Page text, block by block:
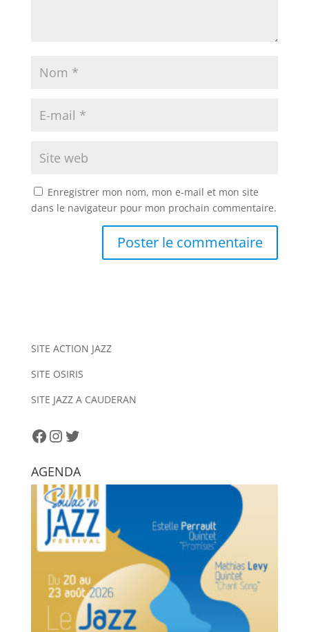
Enregistrer mon nom, mon e-mail et mon site
dans le navigateur pour mon prochain commentaire.
n
t
i
:
SITE ACTION JAZZ
SITE OSIRIS
SITE JAZZ A CAUDERAN
Facebook
Instagram
Twitter
AGENDA